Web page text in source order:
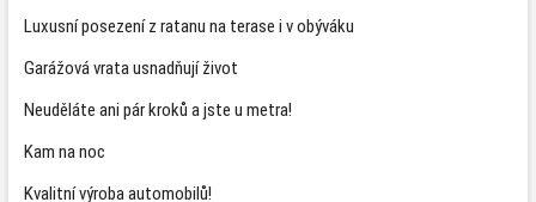
Luxusní posezení z ratanu na terase i v obýváku
Garážová vrata usnadňují život
Neuděláte ani pár kroků a jste u metra!
Kam na noc
Kvalitní výroba automobilů!